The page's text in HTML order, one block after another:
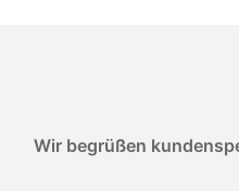
Wir begrüßen